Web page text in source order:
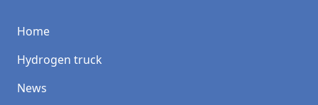
Home
Hydrogen truck
News